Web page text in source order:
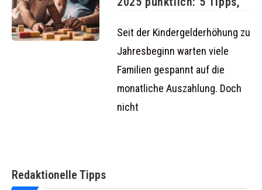
Seit der Kindergelderhöhung zu
Jahresbeginn warten viele
Familien gespannt auf die
monatliche Auszahlung. Doch
nicht
Redaktionelle Tipps